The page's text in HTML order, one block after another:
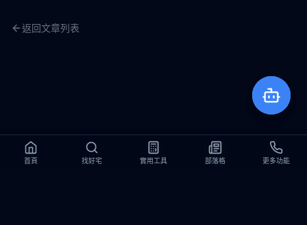
返回文章列表
首頁 找好宅 實用工具 部落格 更多功能
首頁 找好宅 實用工具 部落格 更多功能